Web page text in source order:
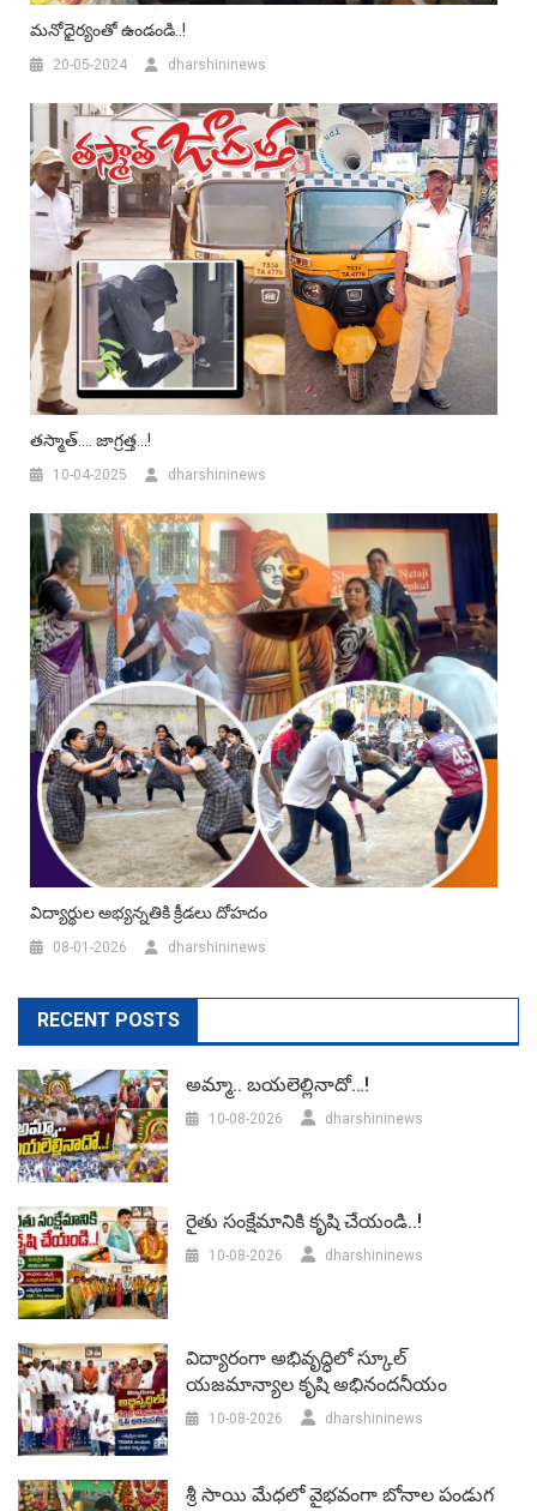
మనోధైర్యంతో ఉండండి..!
20-05-2024 dharshininews
తస్మాత్…. జాగ్రత్త…!
10-04-2025 dharshininews
విద్యార్థుల అభ్యన్నతికి క్రీడలు దోహదం
08-01-2026 dharshininews
RECENT POSTS
అమ్మా.. బయలెల్లినాదో…!
10-08-2026 dharshininews
రైతు సంక్షేమానికి కృషి చేయండి..!
10-08-2026 dharshininews
విద్యారంగా అభివృద్ధిలో స్కూల్‌
యజమాన్యాల కృషి అభినందనీయం
10-08-2026 dharshininews
శ్రీ సాయి మేధలో వైభవంగా బోనాల పండుగ